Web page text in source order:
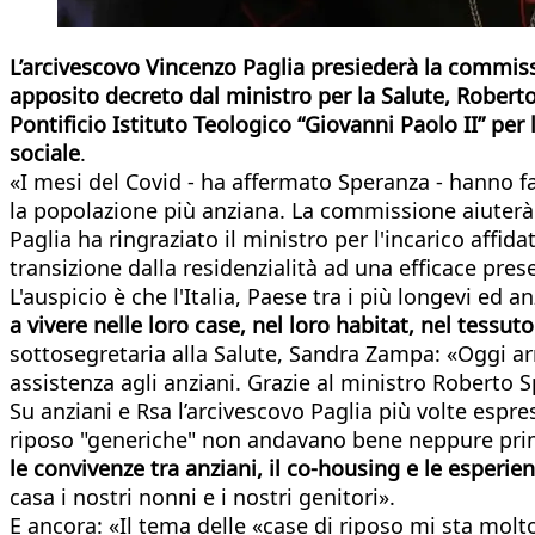
L’arcivescovo Vincenzo Paglia presiederà la
apposito decreto dal ministro per la Salute,
Pontificio Istituto Teologico “Giovanni Paolo II”
sociale.
«I mesi del Covid - ha affermato Speranza -
la popolazione più anziana. La commissione
Paglia ha ringraziato il ministro per l'incarico
transizione dalla residenzialità ad una efficace
L'auspicio è che l'Italia, Paese tra i più longevi ed
a vivere nelle loro case, nel loro habitat, nel
sottosegretaria alla Salute, Sandra Zampa: «Oggi
assistenza agli anziani. Grazie al ministro Roberto
Su anziani e Rsa l’arcivescovo Paglia più volte
riposo "generiche" non andavano bene neppure
le convivenze tra anziani, il co-housing e le
casa i nostri nonni e i nostri genitori».
E ancora: «Il tema delle «case di riposo mi sta